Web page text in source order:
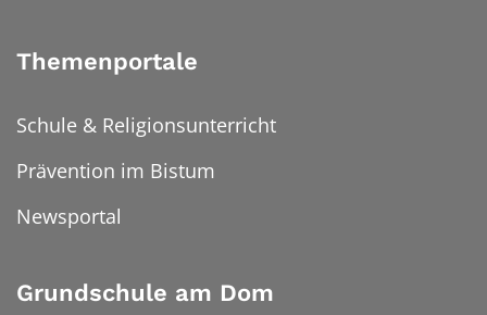
Themenportale
Schule & Religionsunterricht
Prävention im Bistum
Newsportal
Grundschule am Dom